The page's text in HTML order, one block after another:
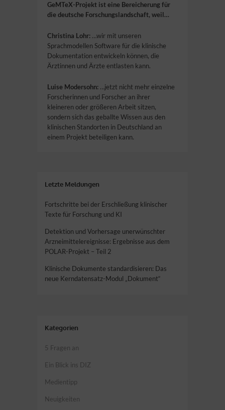
GeMTeX-Projekt ist eine Bereicherung für
die deutsche Forschungslandschaft, weil…
Christina Lohr: …wir mit unseren
Sprachmodellen Software für die klinische
Dokumentation entwickeln können, die
Ärztinnen und Ärzte entlasten kann.
Luise Modersohn: …jetzt nicht mehr einzelne
Forscherinnen und Forscher an ihrer
kleineren oder größeren Arbeit sitzen,
sondern sich das geballte Wissen aus den
klinischen Standorten in Deutschland an
einem Projekt beteiligen kann.
Letzte Meldungen
Fortschritte bei der Erschließung klinischer
Texte für Forschung und KI
Detektion und Vorhersage unerwünschter
Arzneimittelereignisse: Ergebnisse aus dem
POLAR-Projekt – Teil 2
Klinische Dokumente standardisieren: Das
neue Kerndatensatz-Modul „Dokument“
Kategorien
5 Fragen an
Ein Blick ins DIZ
Medientipp
Neuigkeiten